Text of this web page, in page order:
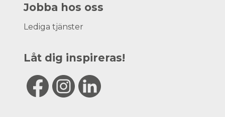
Jobba hos oss
Lediga tjänster
Låt dig inspireras!